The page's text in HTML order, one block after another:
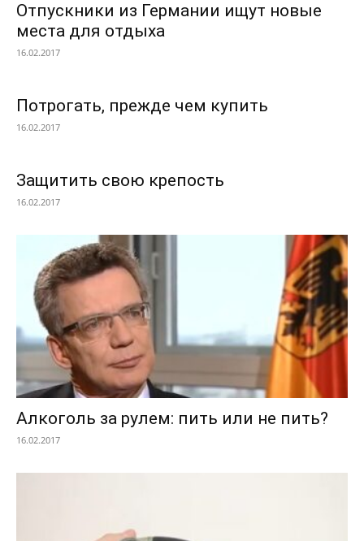
Отпускники из Германии ищут новые
места для отдыха
16.02.2017
Потрогать, прежде чем купить
16.02.2017
Защитить свою крепость
16.02.2017
Алкоголь за рулем: пить или не пить?
16.02.2017